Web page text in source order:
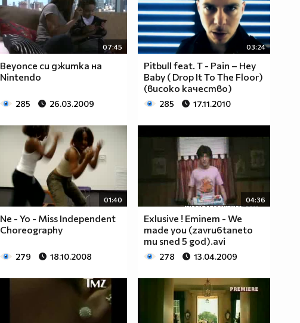
07:45
Beyonce си джитка на
Nintendo
285 26.03.2009
03:24
Pitbull feat. T - Pain – Hey
Baby ( Drop It To The Floor)
(високо качество)
285 17.11.2010
01:40
Ne - Yo - Miss Independent
Choreography
279 18.10.2008
04:36
Exlusivе ! Eminem - We
made you (zavru6taneto
mu sned 5 god).avi
278 13.04.2009